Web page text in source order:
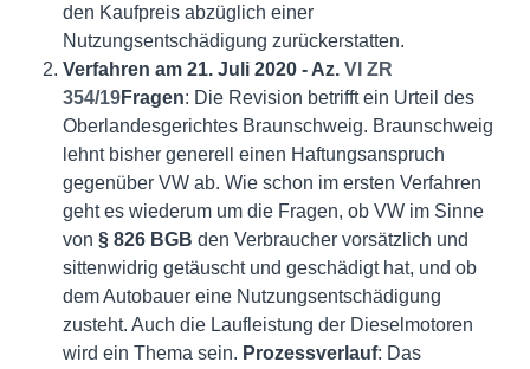
den Kaufpreis abzüglich einer
Nutzungsentschädigung zurückerstatten.
Verfahren am 21. Juli 2020 - Az. VI ZR
354/19Fragen: Die Revision betrifft ein Urteil des
Oberlandesgerichtes Braunschweig. Braunschweig
lehnt bisher generell einen Haftungsanspruch
gegenüber VW ab. Wie schon im ersten Verfahren
geht es wiederum um die Fragen, ob VW im Sinne
von § 826 BGB den Verbraucher vorsätzlich und
sittenwidrig getäuscht und geschädigt hat, und ob
dem Autobauer eine Nutzungsentschädigung
zusteht. Auch die Laufleistung der Dieselmotoren
wird ein Thema sein. Prozessverlauf: Das